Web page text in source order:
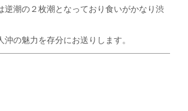
潮の２枚潮となっており食いがかなり渋
の魅力を存分にお送りします。